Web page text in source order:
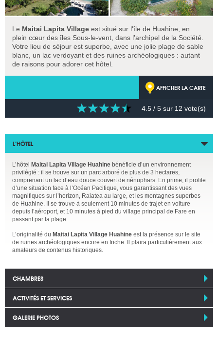
Le Maitai Lapita Village est situé sur l'île de Huahine, en
plein cœur des îles Sous-le-vent, dans l’archipel de la Société.
Votre lieu de séjour est superbe, avec une jolie plage de sable
blanc, un lac verdoyant et des ruines archéologiques : autant
de raisons pour adorer cet hôtel.
AFFICHER LA CARTE
4.5 / 5 sur 12 vote(s)
L’HÔTEL
L’hôtel Maitai Lapita Village Huahine bénéficie d’un environnement
privilégié : il se trouve sur un parc arboré de plus de 3 hectares,
comprenant un lac d’eau douce couvert de nénuphars. En prime, il profite
d’une situation face à l’Océan Pacifique, vous garantissant des vues
magnifiques sur l’horizon, Raiatea au large, et les montagnes superbes
de Huahine. Il se trouve à seulement 10 minutes de trajet en voiture
depuis l’aéroport, et 10 minutes à pied du village principal de Fare en
passant par la plage.
L’originalité du Maitai Lapita Village Huahine est la présence sur le site
de ruines archéologiques encore en friche. Il plaira particulièrement aux
amateurs de contenus historiques.
CHAMBRES
ACTIVITÉS ET SERVICES
GALERIE PHOTOS